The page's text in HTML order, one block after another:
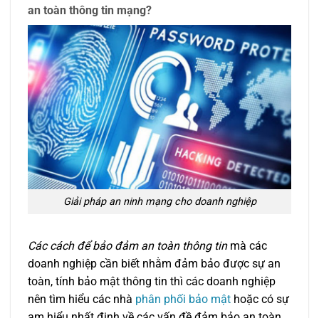
an toàn thông tin mạng?
Giải pháp an ninh mạng cho doanh nghiệp
Các cách để bảo đảm an toàn thông tinmà các
doanh nghiệp cần biết nhằm đảm bảo được sự an
toàn, tính bảo mật thông tin thì các doanh nghiệp
nên tìm hiểu các nhà phân phối bảo mật hoặc có sự